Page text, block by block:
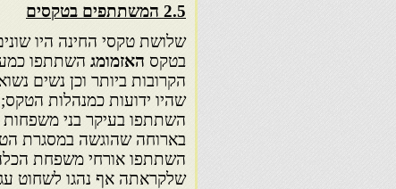
2.5 המשתתפים בטקסים
שלושת טקסי החינה היו
בטקס האזמומג השתתפו
הקרובות ביותר וכן נשים
שהיו ידועות כמנהלות
השתתפו בעיקר בני
בארוחה שהוגשה במסגרת
השתתפו אורחי משפחת
שלקראתה אף נהגו לשחוט